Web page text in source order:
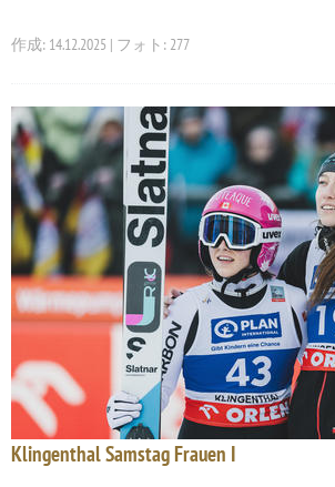
作成: 14.12.2025 | フォト: 277
Klingenthal Samstag Frauen I